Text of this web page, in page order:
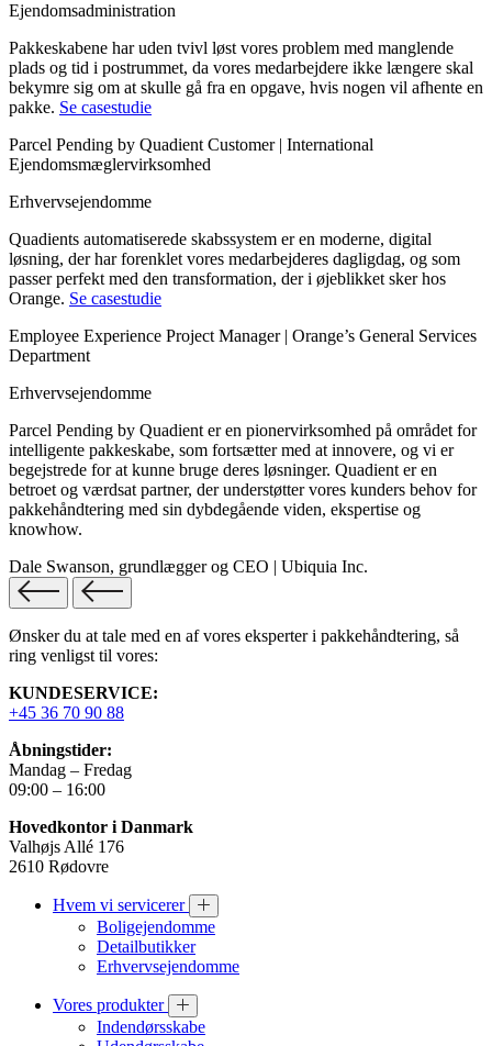
Ejendomsadministration
Pakkeskabene har uden tvivl løst vores problem med manglende
plads og tid i postrummet, da vores medarbejdere ikke længere skal
bekymre sig om at skulle gå fra en opgave, hvis nogen vil afhente en
pakke. Se casestudie
Parcel Pending by Quadient Customer | International
Ejendomsmæglervirksomhed
Erhvervsejendomme
Quadients automatiserede skabssystem er en moderne, digital
løsning, der har forenklet vores medarbejderes dagligdag, og som
passer perfekt med den transformation, der i øjeblikket sker hos
Orange. Se casestudie
Employee Experience Project Manager | Orange’s General Services
Department
Erhvervsejendomme
Parcel Pending by Quadient er en pionervirksomhed på området for
intelligente pakkeskabe, som fortsætter med at innovere, og vi er
begejstrede for at kunne bruge deres løsninger. Quadient er en
betroet og værdsat partner, der understøtter vores kunders behov for
pakkehåndtering med sin dybdegående viden, ekspertise og
knowhow.
Dale Swanson, grundlægger og CEO | Ubiquia Inc.
Ønsker du at tale med en af vores eksperter i pakkehåndtering, så
ring venligst til vores:
KUNDESERVICE:
+45 36 70 90 88
Åbningstider:
Mandag – Fredag
09:00 – 16:00
Hovedkontor i Danmark
Valhøjs Allé 176
2610 Rødovre
Hvem vi servicerer
Boligejendomme
Detailbutikker
Erhvervsejendomme
Vores produkter
Indendørsskabe